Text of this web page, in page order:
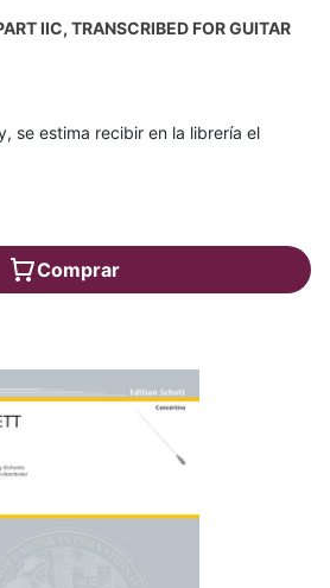
IIC, TRANSCRIBED FOR GUITAR
se estima recibir en la librería el
Comprar